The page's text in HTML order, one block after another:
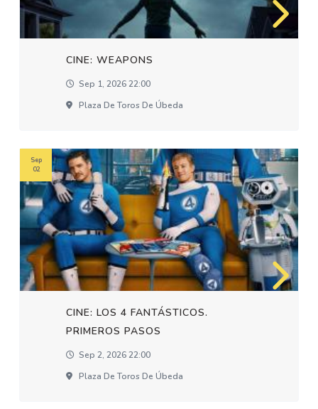
CINE: WEAPONS
Sep 1, 2026 22:00
Plaza De Toros De Úbeda
CINE: LOS 4 FANTÁSTICOS.
PRIMEROS PASOS
Sep 2, 2026 22:00
Plaza De Toros De Úbeda
Sep
02